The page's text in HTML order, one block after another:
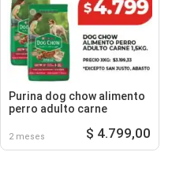
Purina dog chow alimento
perro adulto carne
2 meses $ 4.799,00